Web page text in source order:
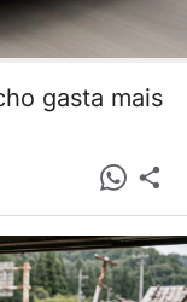
gasta mais